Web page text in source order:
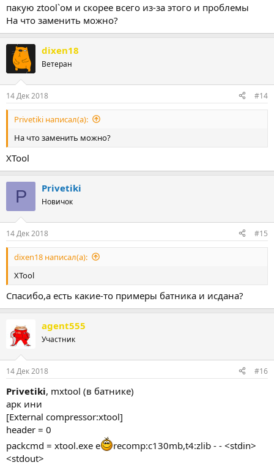
пакую ztool`ом и скорее всего из-за этого и проблемы
На что заменить можно?
dixen18
Ветеран
14 Дек 2018 #14
Privetiki написал(а):
На что заменить можно?
XTool
P Privetiki
Новичок
14 Дек 2018 #15
dixen18 написал(а):
XTool
Спасибо,а есть какие-то примеры батника и исдана?
agent555
Участник
14 Дек 2018 #16
Privetiki, mxtool (в батнике)
арк ини
[External compressor:xtool]
header = 0
packcmd = xtool.exe e
recomp:c130mb,t4:zlib - - <stdin>
<stdout>